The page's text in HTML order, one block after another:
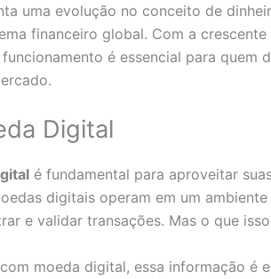
uma evolução no conceito de
financeiro global. Com a crescente
é essencial para quem
Digital
é fundamental para aproveitar
digitais operam em um
e validar transações. Mas o que
moeda digital, essa informação é